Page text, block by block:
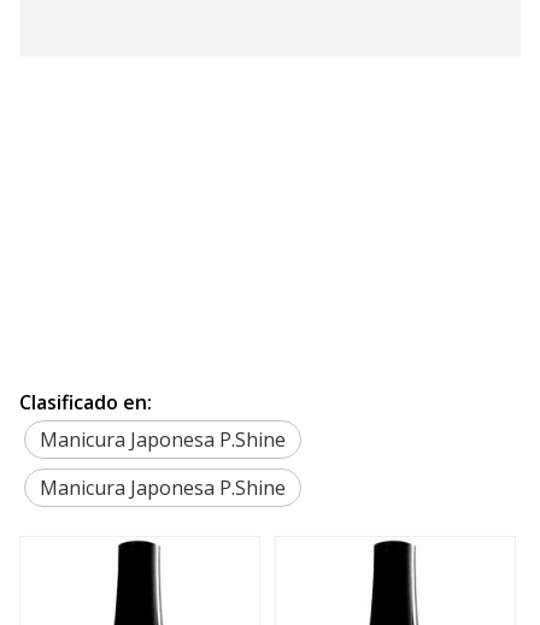
Clasificado en:
Manicura Japonesa P.Shine
Manicura Japonesa P.Shine